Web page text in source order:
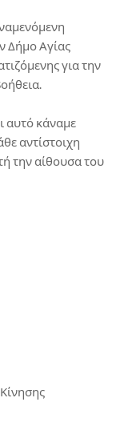
Δήμο Αγίας
για την
αυτό κάναμε
αντίστοιχη
την αίθουσα του